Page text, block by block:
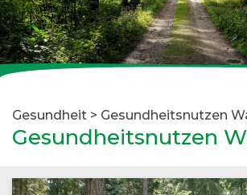
Gesundheit > Gesundheitsnutzen
Gesundheitsnutzen